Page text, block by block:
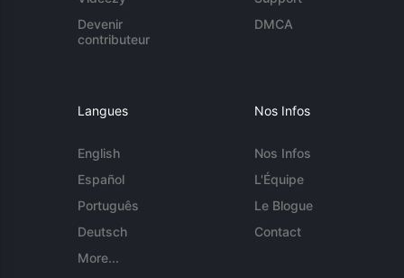
Devenir
contributeur
DMCA
Langues
English
Español
Português
Deutsch
More...
Nos Infos
Nos Infos
L'Équipe
Le Blogue
Contact